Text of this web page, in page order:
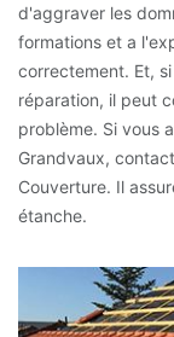
d'aggraver les
formations et a
correctement. Et,
réparation, il peut
problème. Si vous
Grandvaux,
Couverture. Il
étanche.